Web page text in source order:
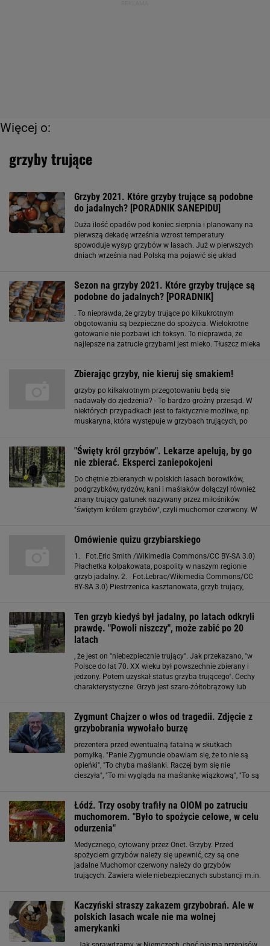
Więcej o:
grzyby trujące
Grzyby 2021. Które grzyby trujące są podobne
do jadalnych? [PORADNIK SANEPIDU]
Duża ilość opadów pod koniec sierpnia i planowany na
pierwszą dekadę września wzrost temperatury
spowoduje wysyp grzybów w lasach. Już w pierwszych
dniach września nad Polską ma pojawić się układ
Sezon na grzyby 2021. Które grzyby trujące są
podobne do jadalnych? [PORADNIK]
. To nieprawda, że grzyby trujące po kilkukrotnym
obgotowaniu są bezpieczne do spożycia. Wielokrotne
gotowanie nie pozbawi ich toksyn. To nieprawda, że
najlepsze na zatrucie grzybami jest mleko. Tłuszcz mleka
Zbierając grzyby, nie kieruj się smakiem!
grzyby po kilkakrotnym przegotowaniu będą się
nadawały do zjedzenia? - To bardzo groźny przesąd. W
niektórych przypadkach jest to faktycznie możliwe, np.
muskaryna, która występuje w grzybach trujących, po
"Święty król grzybów". Lekarze apelują, by go
nie zbierać. Eksperci zaniepokojeni
Do chętnie zbieranych w polskich lasach borowików,
podgrzybków, rydzów, kani i maślaków dołączył również
znany trujący gatunek nazywany przez miłośników
"świętym królem grzybów", czyli muchomor czerwony. W
Omówienie quizu grzybiarskiego
1. Fot.Eric Smith /Wikimedia Commons/CC BY-SA 3.0)
Płachetka kołpakowata, pospolity w naszym regionie
grzyb jadalny. 2. Fot.Lebrac/Wikimedia Commons/CC
BY-SA 3.0) Piestrzenica kasztanowata, grzyb trujący,
Ten grzyb kiedyś był jadalny, po latach odkryli
prawdę. "Powoli niszczy", może zabić po 20
latach
, że jest on "niebezpiecznie trujący". Jak przekazano, "w
Polsce do lat 70. XX wieku był powszechnie zbierany i
jedzony. Potem uzyskał status grzyba trującego". Cechy
charakterystyczne: Grzyb jest szaro-żółtobrązowy lub
Zygmunt Chajzer o włos od tragedii. Zdjęcie z
grzybobrania wywołało burzę
prezentera przed ewentualną fatalną w skutkach
pomyłką. "Panie Zygmuncie obawiam się, że to nie są
opieńki", "To chyba maślanki. Raczej bym się nie
cieszyła", "To mi wygląda na maślankę wiązkową", "To są
Łódź. Trzy osoby trafiły na OIOM po zatruciu
muchomorem. "Było to spożycie celowe, w celu
odurzenia"
Medycznego, cytowany przez Onet. Grzyby. Przed
spożyciem grzybów należy się upewnić, czy są one
jadalne Muchomor czerwony należy do grzybów
trujących. Zawiera wiele niebezpiecznych substancji m.in.
Może
Kaczyński straszy zakazem grzybobrań. Ale w
polskich lasach wcale nie ma wolnej
amerykanki